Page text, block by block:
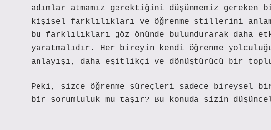
adımlar atmamız gerektiğini düşünmemiz
kişisel farklılıkları ve öğrenme stillerini
bu farklılıkları göz önünde bulundurarak daha
yaratmalıdır. Her bireyin kendi öğrenme
anlayışı, daha eşitlikçi ve dönüştürücü bir
Peki, sizce öğrenme süreçleri sadece bireysel
bir sorumluluk mu taşır? Bu konuda sizin